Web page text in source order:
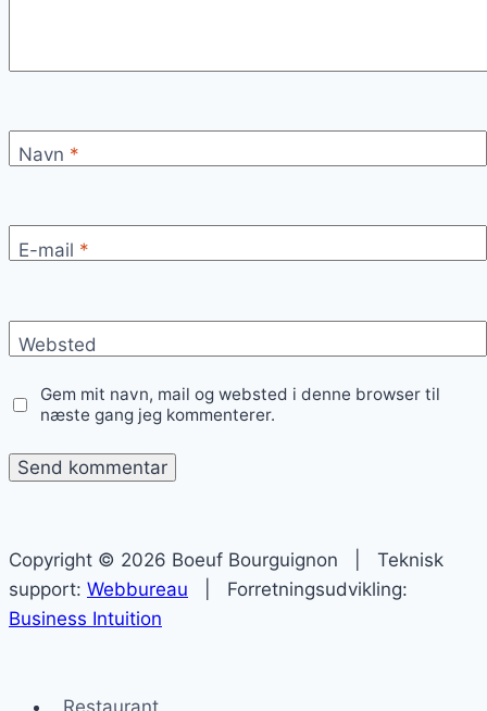
Navn *
E-mail *
Websted
Gem mit navn, mail og websted i denne browser til
næste gang jeg kommenterer.
Copyright © 2026 Boeuf Bourguignon | Teknisk
support: Webbureau | Forretningsudvikling:
Business Intuition
Restaurant